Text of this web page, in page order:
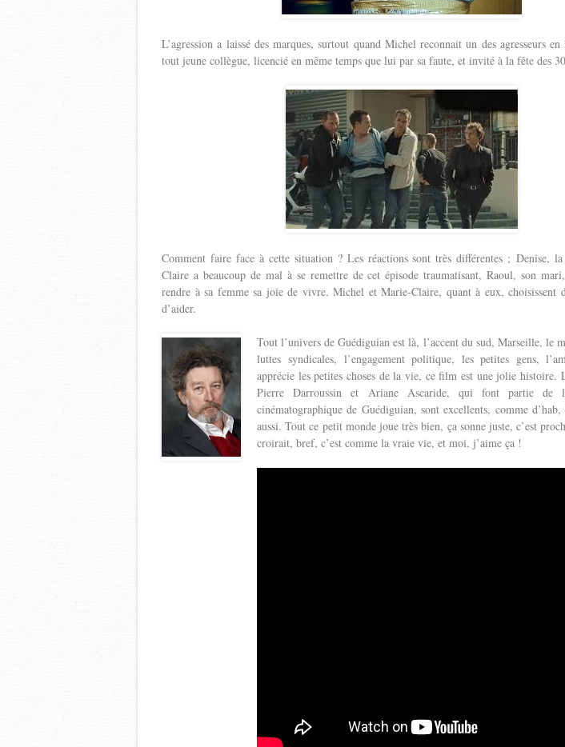
L’agression a laissé des marques, surtout quand Michel reconnait un des agresseurs en
tout jeune collègue, licencié en même temps que lui par sa faute, et invité à la fête des
Comment faire face à cette situation ? Les réactions sont très différentes ; Denise,
Claire a beaucoup de mal à se remettre de cet épisode traumatisant, Raoul, son
rendre à sa femme sa joie de vivre. Michel et Marie-Claire, quant à eux, choisissent
d’aider.
Tout l’univers de Guédiguian est là, l’accent du sud, Marseille, le
luttes syndicales, l’engagement politique, les petites gens,
apprécie les petites choses de la vie, ce film est une jolie histoire.
Pierre Darroussin et Ariane Ascaride, qui font partie
cinématographique de Guédiguian, sont excellents, comme d’hab,
aussi. Tout ce petit monde joue très bien, ça sonne juste, c’est
croirait, bref, c’est comme la vraie vie, et moi, j’aime ça !